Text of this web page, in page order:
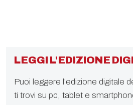
LEGGI L'EDIZIONE
Puoi leggere l'edizione digitale
ti trovi su pc, tablet e